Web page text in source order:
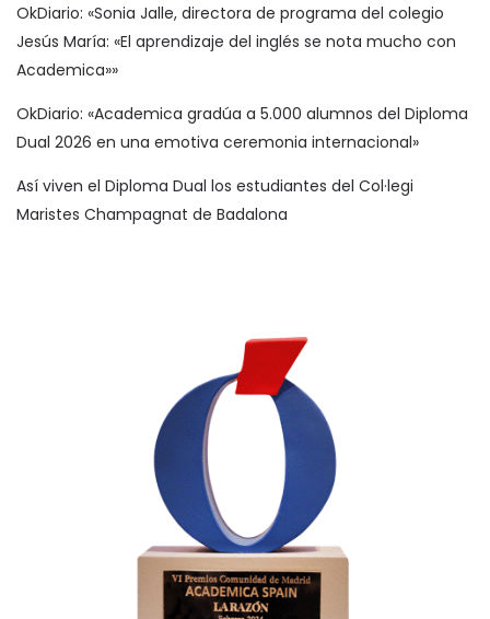
OkDiario: «Sonia Jalle, directora de programa del colegio
Jesús María: «El aprendizaje del inglés se nota mucho con
Academica»»
OkDiario: «Academica gradúa a 5.000 alumnos del Diploma
Dual 2026 en una emotiva ceremonia internacional»
Así viven el Diploma Dual los estudiantes del Col·legi
Maristes Champagnat de Badalona